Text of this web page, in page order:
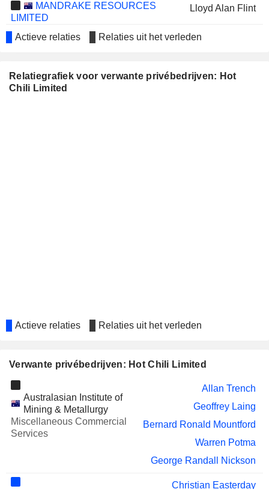
MANDRAKE RESOURCES
LIMITED
Lloyd Alan Flint
GRAND GULF ENERGY
LIMITED
Lloyd Alan Flint
PANTORO GOLD LIMITED
Actieve relaties Relaties uit het verleden
Relatiegrafiek voor verwante privébedrijven: Hot
Chili Limited
Actieve relaties Relaties uit het verleden
Verwante privébedrijven: Hot Chili Limited
Australasian Institute of
Mining & Metallurgy
Miscellaneous Commercial
Services
Allan Trench
Geoffrey Laing
Bernard Ronald Mountford
Warren Potma
George Randall Nickson
Christian Easterday